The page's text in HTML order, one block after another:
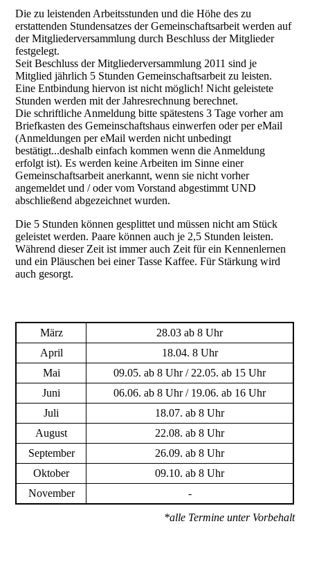
Die zu leistenden Arbeitsstunden und die Höhe des zu
erstattenden Stundensatzes der Gemeinschaftsarbeit werden auf
der Mitgliederversammlung durch Beschluss der Mitglieder
festgelegt.
Seit Beschluss der Mitgliederversammlung 2011 sind je
Mitglied jährlich 5 Stunden Gemeinschaftsarbeit zu leisten.
Eine Entbindung hiervon ist nicht möglich! Nicht geleistete
Stunden werden mit der Jahresrechnung berechnet.
Die schriftliche Anmeldung bitte spätestens 3 Tage vorher am
Briefkasten des Gemeinschaftshaus einwerfen oder per eMail
(Anmeldungen per eMail werden nicht unbedingt
bestätigt...deshalb einfach kommen wenn die Anmeldung
erfolgt ist). Es werden keine Arbeiten im Sinne einer
Gemeinschaftsarbeit anerkannt, wenn sie nicht vorher
angemeldet und / oder vom Vorstand abgestimmt UND
abschließend abgezeichnet wurden.
Die 5 Stunden können gesplittet und müssen nicht am Stück
geleistet werden. Paare können auch je 2,5 Stunden leisten.
Während dieser Zeit ist immer auch Zeit für ein Kennenlernen
und ein Pläuschen bei einer Tasse Kaffee. Für Stärkung wird
auch gesorgt.
März
28.03 ab 8 Uhr
April
18.04. 8 Uhr
Mai
09.05. ab 8 Uhr / 22.05. ab 15 Uhr
Juni
06.06. ab 8 Uhr / 19.06. ab 16 Uhr
Juli
18.07. ab 8 Uhr
August
22.08. ab 8 Uhr
September
26.09. ab 8 Uhr
Oktober
09.10. ab 8 Uhr
November
-
*alle Termine unter Vorbehalt